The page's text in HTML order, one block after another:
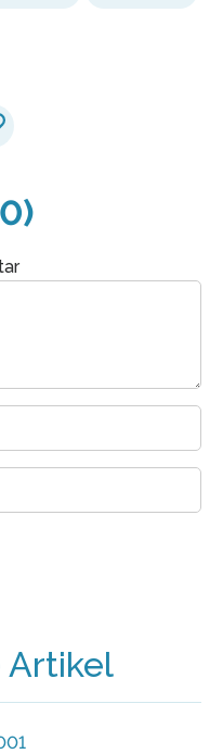
Artikel